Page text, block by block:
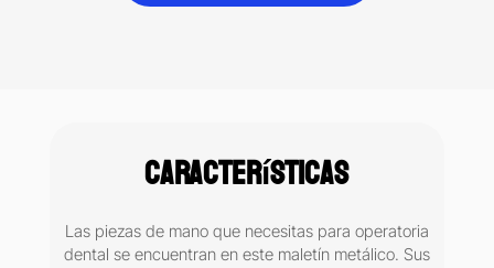
alta
Apple
Dental
cantidad
Características
Las piezas de mano que necesitas para operatoria
dental se encuentran en este maletín metálico. Sus